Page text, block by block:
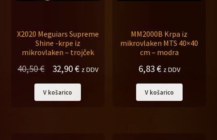
X2020 Meguiars Supreme
Shine -krpe iz
mikrovlaken – trojček
40,50€
Izvirna
cena
je
32,90€Trenutna
cena
je:
z DDV
V košarico
MM2000B Krpa iz
mikrovlaken MTS 40×40
cm – modra
6,83 € z DDV
V košarico